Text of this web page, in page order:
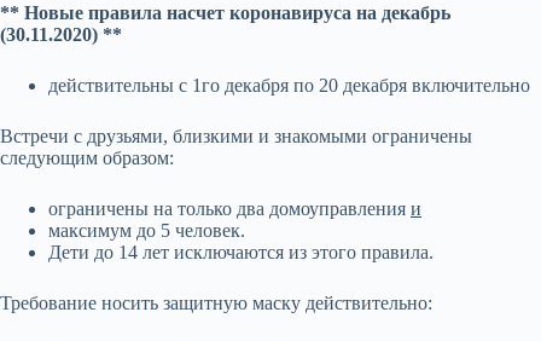
** Новые правила насчет коронавируса на декабрь
(30.11.2020) **
действительны с 1го декабря по 20 декабря включительно
Встречи с друзьями, близкими и знакомыми ограничены
следующим образом:
ограничены на только два домоуправления и
максимум до 5 человек.
Дети до 14 лет исключаются из этого правила.
Требование носить защитную маску действительно: